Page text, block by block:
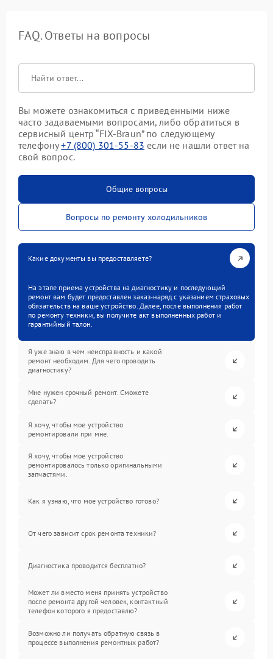
FAQ. Ответы на вопросы
Вы можете ознакомиться с приведенными ниже
часто задаваемыми вопросами, либо обратиться в
сервисный центр “FIX-Braun” по следующему
телефону+7 (800) 301-55-83 если не нашли ответ на
свой вопрос.
Общие вопросы
Вопросы по ремонту холодильников
Какие документы вы предоставляете?
На этапе приема устройства на диагностику и последующий
ремонт вам будет предоставлен заказ-наряд с указанием страховых
обязательств на ваше устройство. Далее, после выполнения работ
по ремонту техники, вы получите акт выполненных работ и
гарантийный талон.
Я уже знаю в чем неисправность и какой
ремонт необходим. Для чего проводить
диагностику?
Мне нужен срочный ремонт. Сможете
сделать?
Я хочу, чтобы мое устройство
ремонтировали при мне.
Я хочу, чтобы мое устройство
ремонтировалось только оригинальными
запчастями.
Как я узнаю, что мое устройство готово?
От чего зависит срок ремонта техники?
Диагностика проводится бесплатно?
Может ли вместо меня принять устройство
после ремонта другой человек, контактный
телефон которого я предоставлю?
Возможно ли получать обратную связь в
процессе выполнения ремонтных работ?